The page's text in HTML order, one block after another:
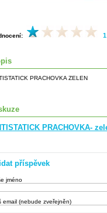
PRACHOVKA ZELEN
PRACHOVKA-
příspěvek
jméno
email (nebude zveřejněn)